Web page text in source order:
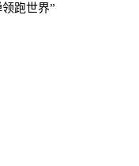
跑世界”